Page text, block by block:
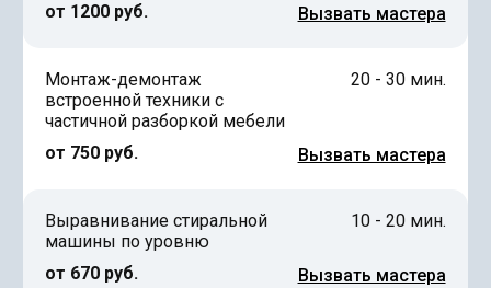
от 1200 руб.
Вызвать мастера
Монтаж-демонтаж
встроенной техники с
частичной разборкой мебели
от 750 руб.
20 - 30 мин.
Вызвать мастера
Выравнивание стиральной
машины по уровню
от 670 руб.
10 - 20 мин.
Вызвать мастера